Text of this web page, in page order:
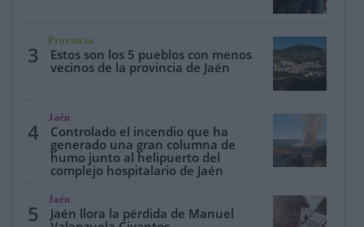
3
Provincia
Estos son los 5 pueblos con menos
vecinos de la provincia de Jaén
4
Jaén
Controlado el incendio que ha
generado una gran columna de
humo junto al helipuerto del
complejo hospitalario de Jaén
5
Jaén
Jaén llora la pérdida de Manuel